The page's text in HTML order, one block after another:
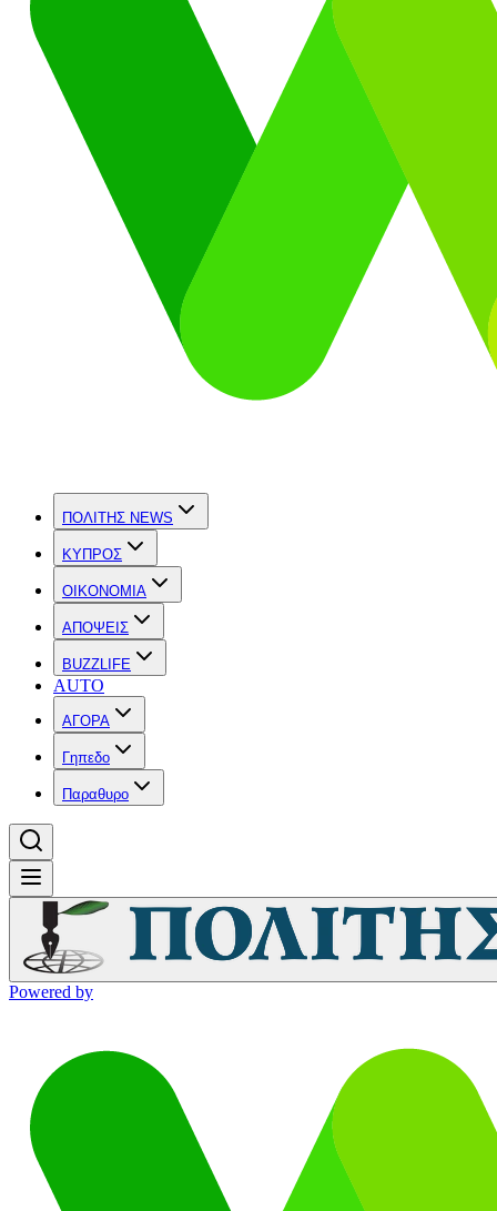
ΠΟΛΙΤΗΣ NEWS
ΚΥΠΡΟΣ
OIKONOMIA
ΑΠΟΨΕΙΣ
BUZZLIFE
AUTO
ΑΓΟΡΑ
Γηπεδο
Παραθυρο
Powered by